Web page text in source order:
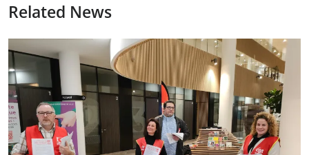
Related News